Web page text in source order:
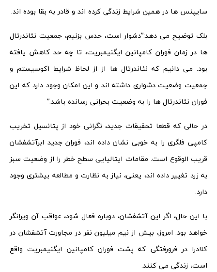
سایپنس ها در همین شرایط زندگی کرده اند و قادر به بقا بوده اند.
بلک توضیح می دهد:”دشوار است، حدس بزنیم، جمعیت نئاندرتال
ها در زمان فوران کامپانین ایگنیمبریت، تا چه حد کاهش یافته
بود. می دانیم که نئاندرتال ها از از لحاظ شرایط اکوسیستم و
جمعیت وضعیت دشواری داشته اند و این امکان وجود دارد که این
فوران نئاندرتال ها را به وضعیت بحرانی رسانده باشد.”
در حالی که قطعا تحقیقات جدید، نگرانی خود از پتانسیل تخریب
کامپی فلگری را به خوبی نشان داده اند، فوران جدید ابرآتشفشان
قریب الوقوع است. مقامات ایتالیایی سطح خطر را از وضعیت سبز
به زرد تغییر داده اند، یعنی، نیاز به نظارت و مطالعه بیشتری وجود
دارد.
با این حال، اگر این آتشفشان، دوباره فعال شود، عواقب آن ویرانگر
خواهد بود. امروز، بیش از نیم میلیون نفر در مجاورت آتشفشان در
کلادرا در فرورفتگی که پشت فوران کامپانین ایگنیمبریت واقع
است، زندگی می کنند.